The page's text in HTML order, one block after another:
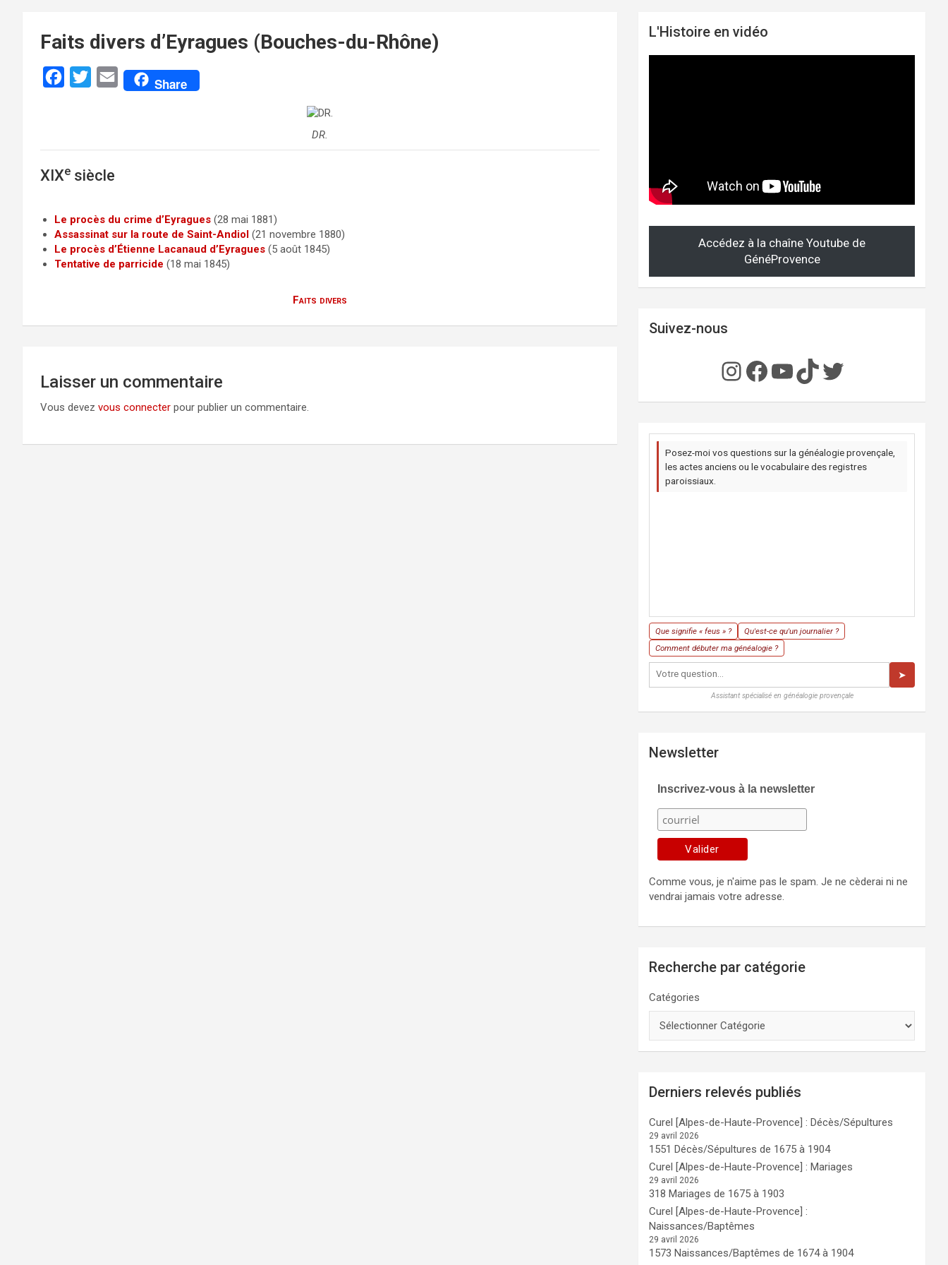
Faits divers d’Eyragues (Bouches-du-Rhône)
k
e
E
Share
DR.
XIXe siècle
Le procès du crime d’Eyragues (28 mai 1881)
Assassinat sur la route de Saint-Andiol (21 novembre 1880)
Le procès d’Étienne Lacanaud d’Eyragues (5 août 1845)
Tentative de parricide (18 mai 1845)
Faits divers
Laisser un commentaire
Vous devez vous connecter pour publier un commentaire.
L'Histoire en vidéo
Accédez à la chaîne Youtube de
GénéProvence
Suivez-nous
Instagram
Facebook
YouTube
TikTok
Twitter
Posez-moi vos questions sur la généalogie provençale,
les actes anciens ou le vocabulaire des registres
paroissiaux.
Que signifie « feus » ?
Qu'est-ce qu'un journalier ?
Comment débuter ma généalogie ?
➤
Assistant spécialisé en généalogie provençale
Newsletter
Inscrivez-vous à la newsletter
Comme vous, je n'aime pas le spam. Je ne cèderai ni ne
vendrai jamais votre adresse.
Recherche par catégorie
Catégories
Derniers relevés publiés
Curel [Alpes-de-Haute-Provence] : Décès/Sépultures
29 avril 2026
1551 Décès/Sépultures de 1675 à 1904
Curel [Alpes-de-Haute-Provence] : Mariages
29 avril 2026
318 Mariages de 1675 à 1903
Curel [Alpes-de-Haute-Provence] :
Naissances/Baptêmes
29 avril 2026
1573 Naissances/Baptêmes de 1674 à 1904